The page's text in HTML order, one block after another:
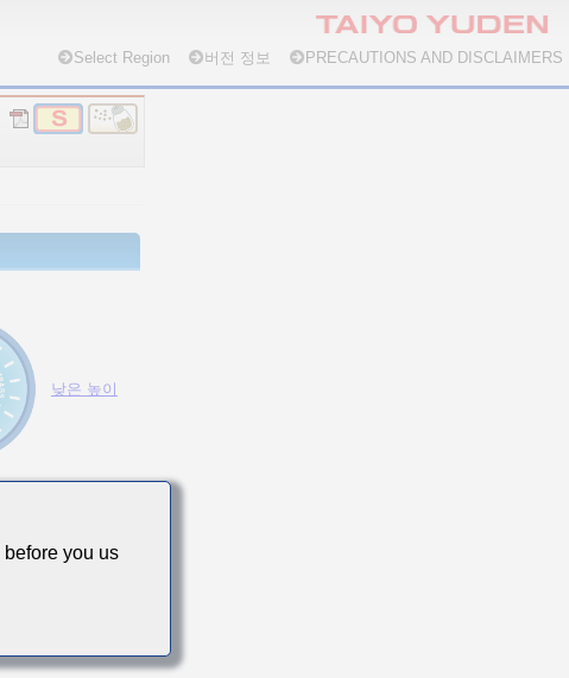
Select Region 버전 정보 PRECAUTIONS AND DISCLAIMERS
낮은 높이
before you us